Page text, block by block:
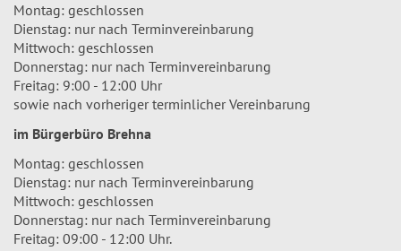
Montag: geschlossen
Dienstag: nur nach Terminvereinbarung
Mittwoch: geschlossen
Donnerstag: nur nach Terminvereinbarung
Freitag: 9:00 - 12:00 Uhr
sowie nach vorheriger terminlicher Vereinbarung
im Bürgerbüro Brehna
Montag: geschlossen
Dienstag: nur nach Terminvereinbarung
Mittwoch: geschlossen
Donnerstag: nur nach Terminvereinbarung
Freitag: 09:00 - 12:00 Uhr.